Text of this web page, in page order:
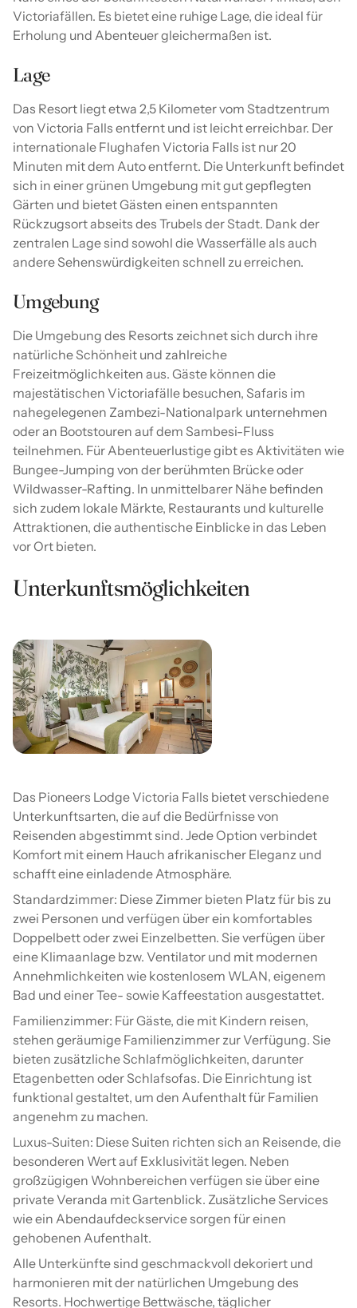
Victoriafällen. Es bietet eine ruhige Lage, die ideal für
Erholung und Abenteuer gleichermaßen ist.
Lage
Das Resort liegt etwa 2,5 Kilometer vom Stadtzentrum
von Victoria Falls entfernt und ist leicht erreichbar. Der
internationale Flughafen Victoria Falls ist nur 20
Minuten mit dem Auto entfernt. Die Unterkunft befindet
sich in einer grünen Umgebung mit gut gepflegten
Gärten und bietet Gästen einen entspannten
Rückzugsort abseits des Trubels der Stadt. Dank der
zentralen Lage sind sowohl die Wasserfälle als auch
andere Sehenswürdigkeiten schnell zu erreichen.
Umgebung
Die Umgebung des Resorts zeichnet sich durch ihre
natürliche Schönheit und zahlreiche
Freizeitmöglichkeiten aus. Gäste können die
majestätischen Victoriafälle besuchen, Safaris im
nahegelegenen Zambezi-Nationalpark unternehmen
oder an Bootstouren auf dem Sambesi-Fluss
teilnehmen. Für Abenteuerlustige gibt es Aktivitäten wie
Bungee-Jumping von der berühmten Brücke oder
Wildwasser-Rafting. In unmittelbarer Nähe befinden
sich zudem lokale Märkte, Restaurants und kulturelle
Attraktionen, die authentische Einblicke in das Leben
vor Ort bieten.
Unterkunftsmöglichkeiten
Das Pioneers Lodge Victoria Falls bietet verschiedene
Unterkunftsarten, die auf die Bedürfnisse von
Reisenden abgestimmt sind. Jede Option verbindet
Komfort mit einem Hauch afrikanischer Eleganz und
schafft eine einladende Atmosphäre.
Standardzimmer: Diese Zimmer bieten Platz für bis zu
zwei Personen und verfügen über ein komfortables
Doppelbett oder zwei Einzelbetten. Sie verfügen über
eine Klimaanlage bzw. Ventilator und mit modernen
Annehmlichkeiten wie kostenlosem WLAN, eigenem
Bad und einer Tee- sowie Kaffeestation ausgestattet.
Familienzimmer: Für Gäste, die mit Kindern reisen,
stehen geräumige Familienzimmer zur Verfügung. Sie
bieten zusätzliche Schlafmöglichkeiten, darunter
Etagenbetten oder Schlafsofas. Die Einrichtung ist
funktional gestaltet, um den Aufenthalt für Familien
angenehm zu machen.
Luxus-Suiten: Diese Suiten richten sich an Reisende, die
besonderen Wert auf Exklusivität legen. Neben
großzügigen Wohnbereichen verfügen sie über eine
private Veranda mit Gartenblick. Zusätzliche Services
wie ein Abendaufdeckservice sorgen für einen
gehobenen Aufenthalt.
Alle Unterkünfte sind geschmackvoll dekoriert und
harmonieren mit der natürlichen Umgebung des
Resorts. Hochwertige Bettwäsche, täglicher